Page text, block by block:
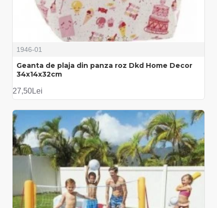
1946-01
Geanta de plaja din panza roz Dkd Home Decor
34x14x32cm
27,50Lei